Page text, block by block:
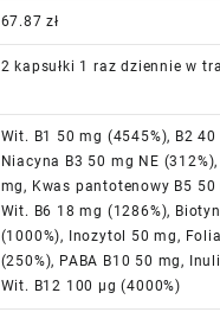
67.87 zł
2 kapsułki 1 raz dziennie w
Wit. B1 50 mg (4545%), B2
Niacyna B3 50 mg NE
mg, Kwas pantotenowy B5 50
Wit. B6 18 mg (1286%),
(1000%), Inozytol 50 mg,
(250%), PABA B10 50 mg,
Wit. B12 100 µg (4000%)